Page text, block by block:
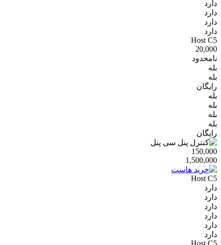
دارد
دارد
دارد
دارد
Host C5
20,000
نامحدود
بله
بله
رایگان
بله
بله
بله
بله
رایگان
150,000
1,500,000
Host C5
دارد
دارد
دارد
دارد
دارد
دارد
Host C5